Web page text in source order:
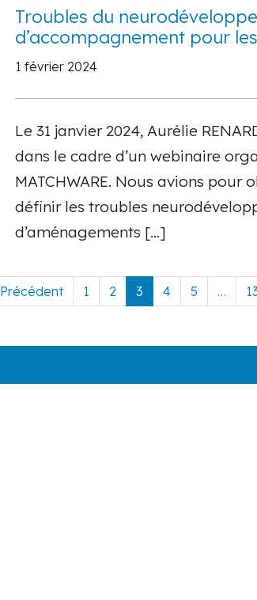
Troubles du
d’accompagnement pour
1 février 2024
Le 31 janvier 2024, Aurélie
dans le cadre d’un webinaire
MATCHWARE. Nous avions
définir les troubles
d’aménagements […]
Précédent 1 2 3 4 5 …